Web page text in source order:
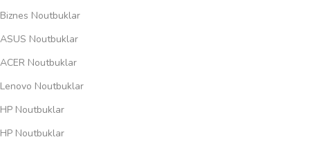
Biznes Noutbuklar
ASUS Noutbuklar
ACER Noutbuklar
Lenovo Noutbuklar
HP Noutbuklar
HP Noutbuklar